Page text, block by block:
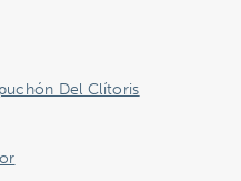
Del Clítoris